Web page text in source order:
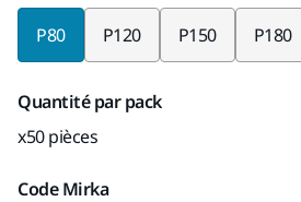
P80 P120 P150 P180
Quantité par pack
x50 pièces
Code Mirka